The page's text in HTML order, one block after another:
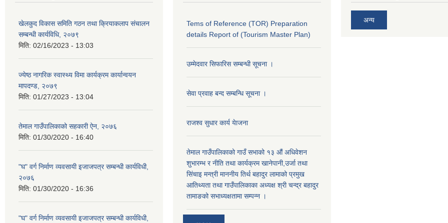
खेलकुद विकास समिति गठन तथा क्रियाकलाप संचालन
सम्बन्धी कार्यविधि, २०७९
मिति: 02/16/2023 - 13:03
ज्येष्ठ नागरिक स्वास्थ्य विमा कार्यक्रम कार्यान्वयन
मापदण्ड, २०७९
मिति: 01/27/2023 - 13:04
तेमाल गाउँपालिकाको सहकारी ऐन, २०७६
मिति: 01/30/2020 - 16:40
"घ" वर्ग निर्माण व्यवसायी इजाजपत्र सम्बन्धी कार्यविधी,
२०७६
मिति: 01/30/2020 - 16:36
"घ" वर्ग निर्माण व्यवसायी इजाजपत्र सम्बन्धी कार्यविधी,
Tems of Reference (TOR) Preparation
details Report of (Tourism Master Plan)
उम्मेदवार सिफारिस सम्बन्धी सूचना ।
सेवा प्रवाह बन्द सम्बन्धि सूचना ।
राजश्व सुधार कार्य येाजना
तेमाल गाउँपालिकाको गाउँ सभाको १३ औं अधिवेशन
शुभारम्भ र नीति तथा कार्यक्रम खानेपानी,उर्जा तथा
सिंचाइ मन्त्री माननीय तिर्थ बहादुर लामाको प्रमुख
आतिथ्यता तथा गाउँपालिकाका अध्यक्ष श्री चन्द्र बहादुर
तामाङको सभाध्यक्षतामा सम्पन्न ।
अन्य